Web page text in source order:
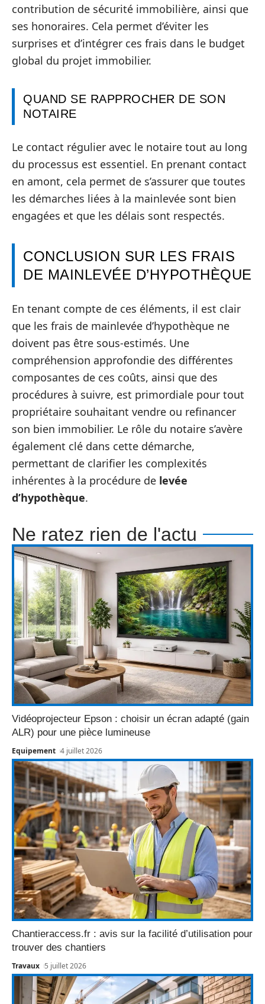
contribution de sécurité immobilière, ainsi que
ses honoraires. Cela permet d’éviter les
surprises et d’intégrer ces frais dans le budget
global du projet immobilier.
QUAND SE RAPPROCHER DE SON
NOTAIRE
Le contact régulier avec le notaire tout au long
du processus est essentiel. En prenant contact
en amont, cela permet de s’assurer que toutes
les démarches liées à la mainlevée sont bien
engagées et que les délais sont respectés.
CONCLUSION SUR LES FRAIS
DE MAINLEVÉE D’HYPOTHÈQUE
En tenant compte de ces éléments, il est clair
que les frais de mainlevée d’hypothèque ne
doivent pas être sous-estimés. Une
compréhension approfondie des différentes
composantes de ces coûts, ainsi que des
procédures à suivre, est primordiale pour tout
propriétaire souhaitant vendre ou refinancer
son bien immobilier. Le rôle du notaire s’avère
également clé dans cette démarche,
permettant de clarifier les complexités
inhérentes à la procédure de levée
d’hypothèque.
Ne ratez rien de l'actu
Vidéoprojecteur Epson : choisir un écran adapté (gain
ALR) pour une pièce lumineuse
Equipement 4 juillet 2026
Chantieraccess.fr : avis sur la facilité d’utilisation pour
trouver des chantiers
Travaux 5 juillet 2026